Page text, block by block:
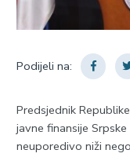
Podijeli na:
Predsjednik
javne finansije
neuporedivo niži